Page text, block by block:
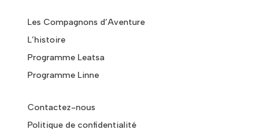
Les Compagnons d’Aventure
L’histoire
Programme Leatsa
Programme Linne
Contactez-nous
Politique de confidentialité